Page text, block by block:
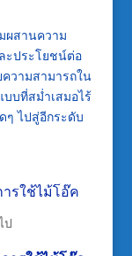
ผสานความ
ะประโยชน์ต่อ
วามสามารถใน
บที่สม่ำเสมอไร้
ๆ ไปสู่อีกระดับ
รใช้ไม้โอ๊ค
ป